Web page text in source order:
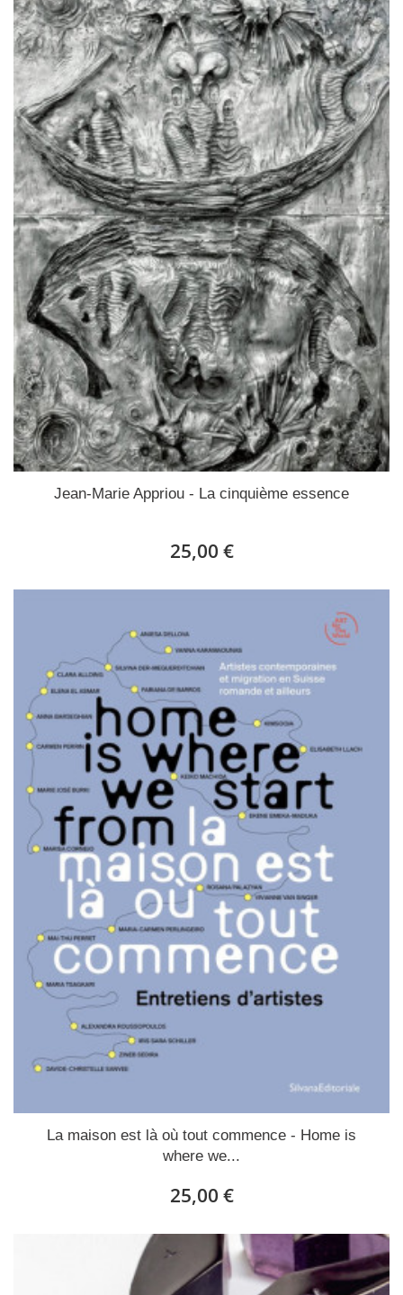
Jean-Marie Appriou - La cinquième essence
25,00 €
La maison est là où tout commence - Home is
where we...
25,00 €